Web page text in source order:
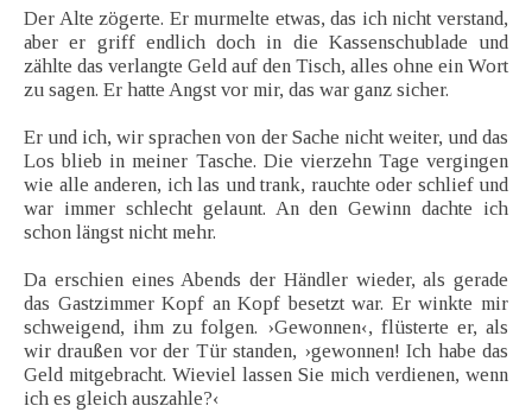
Der Alte zögerte. Er murmelte etwas, das ich nicht verstand,
aber er griff endlich doch in die Kassenschublade und
zählte das verlangte Geld auf den Tisch, alles ohne ein Wort
zu sagen. Er hatte Angst vor mir, das war ganz sicher.
Er und ich, wir sprachen von der Sache nicht weiter, und das
Los blieb in meiner Tasche. Die vierzehn Tage vergingen
wie alle anderen, ich las und trank, rauchte oder schlief und
war immer schlecht gelaunt. An den Gewinn dachte ich
schon längst nicht mehr.
Da erschien eines Abends der Händler wieder, als gerade
das Gastzimmer Kopf an Kopf besetzt war. Er winkte mir
schweigend, ihm zu folgen. ›Gewonnen‹, flüsterte er, als
wir draußen vor der Tür standen, ›gewonnen! Ich habe das
Geld mitgebracht. Wieviel lassen Sie mich verdienen, wenn
ich es gleich auszahle?‹